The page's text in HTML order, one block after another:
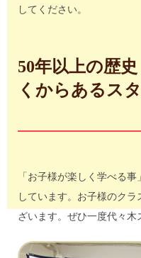
してください。
50年以上の歴
くからあるス
「お子様が楽しく学べる
しています。お子様のク
ざいます。ぜひ一度代々木